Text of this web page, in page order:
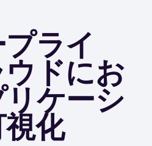
ライ
ドにお
ケーシ
化